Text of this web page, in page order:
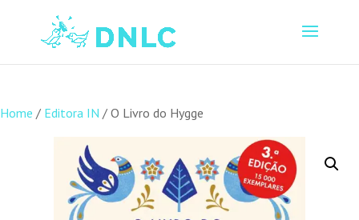
Home / Editora IN / O Livro do Hygge